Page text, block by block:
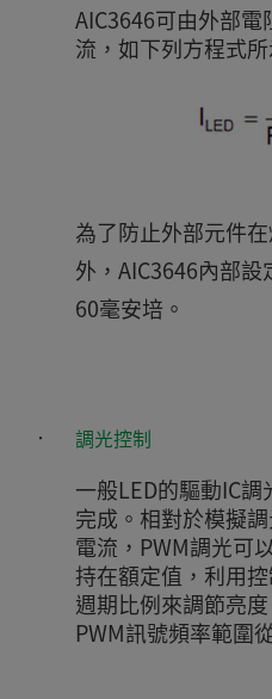
AIC3646可由外部
流，如下列方程式所
為了防止外部元件
外，AIC3646內部
60毫安培。
‧ 調光控制
一般LED的驅動IC
完成。相對於模擬
電流，PWM調光可
持在額定值，利用
週期比例來調節亮
PWM訊號頻率範圍